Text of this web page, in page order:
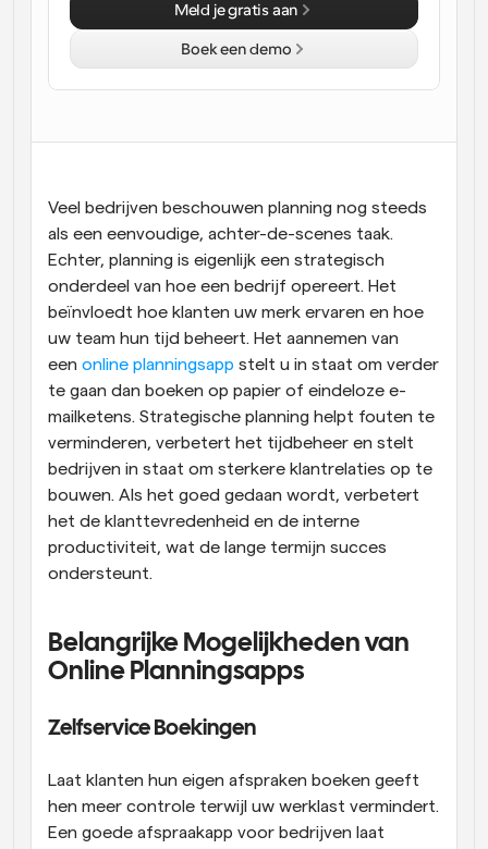
Workflow
Automatiseer planning en herinneringen
Ontmoet cliënten binnen enkele minuten
Dynamische Groep Links
Boek naadloos vergaderingen met meerdere mensen
Webhooks
Ontvang een melding wanneer er iets gebeurt
Veel bedrijven beschouwen planning nog steeds
als een eenvoudige, achter-de-scenes taak.
Echter, planning is eigenlijk een strategisch
onderdeel van hoe een bedrijf opereert. Het
beïnvloedt hoe klanten uw merk ervaren en hoe
uw team hun tijd beheert. Het aannemen van
een online planningsapp stelt u in staat om verder
te gaan dan boeken op papier of eindeloze e-
mailketens. Strategische planning helpt fouten te
verminderen, verbetert het tijdbeheer en stelt
bedrijven in staat om sterkere klantrelaties op te
bouwen. Als het goed gedaan wordt, verbetert
het de klanttevredenheid en de interne
productiviteit, wat de lange termijn succes
ondersteunt.
Belangrijke Mogelijkheden van
Online Planningsapps
Zelfservice Boekingen
Laat klanten hun eigen afspraken boeken geeft
hen meer controle terwijl uw werklast vermindert.
Een goede afspraakapp voor bedrijven laat
Meld je gratis aan
Boek een demo